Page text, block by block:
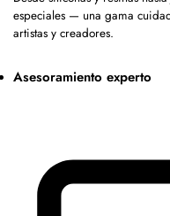
especiales — una gama
artistas y creadores.
Asesoramiento experto